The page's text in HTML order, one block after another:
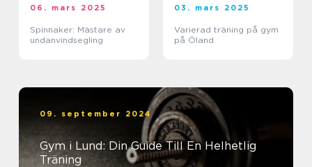
06. mars 2025
Spinnaker: Mästare av
undanvindsegling
03. mars 2025
Varierad träning på gym
på Öland
09. september 2024
Gym i Lund: Din Guide Till En Helhetlig
Träning